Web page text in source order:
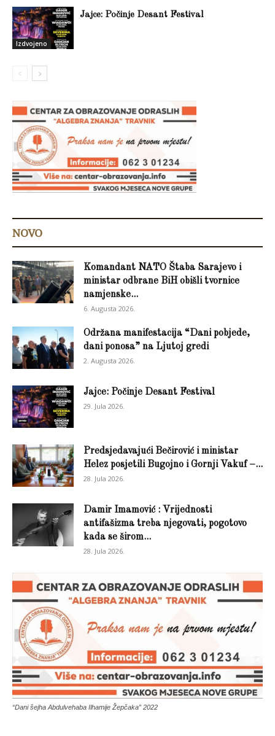
Izdvojeno
Jajce: Počinje Desant Festival
NOVO
Komandant NATO Štaba Sarajevo i
ministar odbrane BiH obišli tvornice
namjenske...
6. Augusta 2026.
Održana manifestacija “Dani pobjede,
dani ponosa” na Ljutoj gredi
2. Augusta 2026.
Jajce: Počinje Desant Festival
29. Jula 2026.
Predsjedavajući Bečirović i ministar
Helez posjetili Bugojno i Gornji Vakuf –...
28. Jula 2026.
Damir Imamović : Vrijednosti
antifašizma treba njegovati, pogotovo
kada se širom...
28. Jula 2026.
“Dani šejha Abdulvehaba Ilhamije Žepčaka” 2022